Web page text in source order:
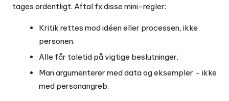
tages ordentligt. Aftal fx disse mini-regler:
Kritik rettes mod idéen eller processen, ikke
personen.
Alle får taletid på vigtige beslutninger.
Man argumenterer med data og eksempler – ikke
med personangreb.